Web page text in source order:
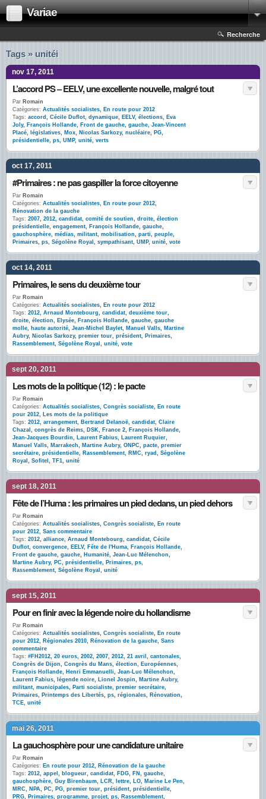
Variae
Recherche
Tags » unitéi
nov 17, 2011
L’accord PS – EELV, une excellente nouvelle, malgré tout
Par Romain
Catégories: Actualités socialistes, En route pour 2012
Tags: accord , Cécile Duflot, dynamique, EELV, élections, Eva
Joly, François Hollande, Front de gauche, gauche, Jean-Vincent
Placé, législatives, Mox, Nicolas Sarkozy, nucléaire, PG,
présidentielle, ps, UMP, unité, verts
oct 17, 2011
#Primaires : ne pas gaspiller la force citoyenne
Par Romain
Catégories: Actualités socialistes, En route pour 2012,
Rénovation de la gauche
Tags: 2007, 2012, candidat, comité de soutien, droite, élection
présidentielle, engagement, François Hollande, gauche,
gauchosphère, médias, militant, mobilisation, parti, peuple,
Primaires, ps, Ségolène Royal , sympathisant, UMP, unité, vote
oct 14, 2011
Primaires, le sens du deuxième tour
Par Romain
Catégories: Actualités socialistes, En route pour 2012
Tags: 2012, Arnaud Montebourg, candidat, deuxième tour,
droite, élection, Elysée, François Hollande, gauche, gauche
molle, haute autorité, Jean-Michel Baylet, Manuel Valls, Martine
Aubry, Nicolas Sarkozy, premier tour, président, Primaires,
Rassemblement, Ségolène Royal , unité, vote
sept 20, 2011
Les mots de la politique (12) : le pacte
Par Romain
Catégories: Actualités socialistes, Congrès socialiste, En route
pour 2012, Les mots de la politique
Tags: 2012, arrangement, Bertrand Delanoë, candidat, Claire
Chazal , congrès de Reims, DSK, France 2, François Hollande,
Jean-Jacques Bourdin, Laurent Fabius, Laurent Ruquier,
Manuel Valls, Marrakech, Martine Aubry, ONPC, pacte, premier
secrétaire, présidentielle, Rassemblement, RMC, ryad , Ségolène
Royal , Sofitel , TF1, unité
sept 18, 2011
Fête de l’Huma : les primaires un pied dedans, un pied dehors
Par Romain
Catégories: Actualités socialistes, Congrès socialiste, En route
pour 2012, Sans commentaire
Tags: 2012, alliance, Arnaud Montebourg, candidat, Cécile
Duflot, convergence, EELV, Fête de l'Huma, François Hollande,
Front de gauche, gauche, Humanité, Jean-Luc Mélenchon,
Martine Aubry, PC, présidentielle, Primaires, ps,
Rassemblement, Ségolène Royal , unité
sept 15, 2011
Pour en finir avec la légende noire du hollandisme
Par Romain
Catégories: Actualités socialistes, Congrès socialiste, En route
pour 2012, Régionales 2010, Rénovation de la gauche, Sans
commentaire
Tags: #FH2012, 20 euros, 2002, 2007, 2012, 21 avril , cantonales,
Congrès de Dijon, Congrès du Mans, élection, Européennes,
François Hollande, Henri Emmanuelli, Jean-Luc Mélenchon,
Laurent Fabius, légende noire, Lionel Jospin, Martine Aubry,
militant, municipales, Parti socialiste, premier secrétaire,
Primaires, Printemps des Libertés, ps, régionales, Rénovation,
TCE, unité
mai 26, 2011
La gauchosphère pour une candidature unitaire
Par Romain
Catégories: En route pour 2012, Rénovation de la gauche
Tags: 2012, appel , blogueur, candidat, FDG, FN , gauche,
gauchosphère, Guy Birenbaum, LCR, lettre, LO, Marine Le Pen,
MRC, NPA, PC, PG, premier tour, président, présidentielle,
PRG, Primaires, programme, projet, ps, Rassemblement,